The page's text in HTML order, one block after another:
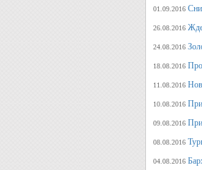
01.09.2016
26.08.2016
24.08.2016
18.08.2016
11.08.2016
10.08.2016
09.08.2016
08.08.2016
04.08.2016